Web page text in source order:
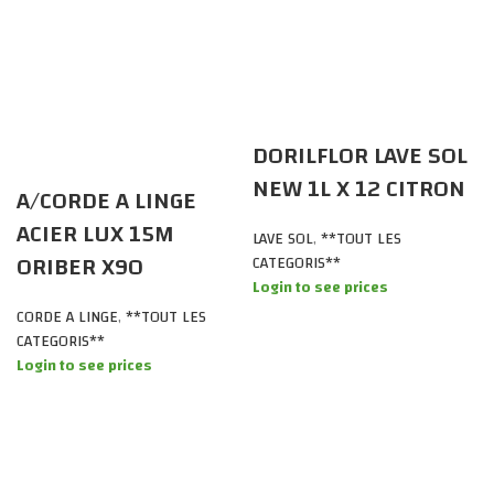
A/CORDE A LINGE
ACIER LUX 15M
ORIBER X90
CORDE A LINGE,**TOUT LES
CATEGORIS**
Login to see prices
DORILFLOR LAVE SOL
NEW 1L X 12 CITRON
LAVE SOL,**TOUT LES
CATEGORIS**
Login to see prices